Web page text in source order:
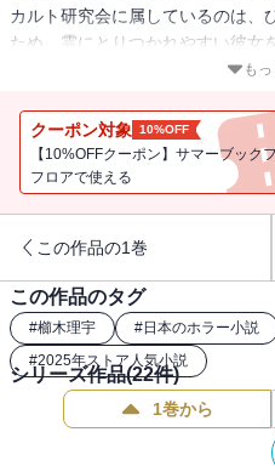
カルト研究会に属しているのは、
ため。霊にとりつかれやすい彼女
そんなある日、映研のメンバーが
れ・・・・・・!? 本当に怖いの
新鋭が放つ大人気オカルトミステ
も
クーポン対象 10%OFF
【10%OFFクーポン】サマーブック
フロアで使える
この作品の1巻
この作品のタグ
#櫛木理宇 #日本のホラー小説
#2025年ストア人気小説
シリーズ作品(22件)
1巻から